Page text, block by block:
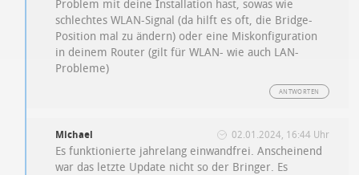
Problem mit deine Installation hast, sowas wie
schlechtes WLAN-Signal (da hilft es oft, die Bridge-
Position mal zu ändern) oder eine Miskonfiguration
in deinem Router (gilt für WLAN- wie auch LAN-
Probleme)
ANTWORTEN
Michael 02.01.2024, 16:44 Uhr
Es funktionierte jahrelang einwandfrei. Anscheinend
war das letzte Update nicht so der Bringer. Es